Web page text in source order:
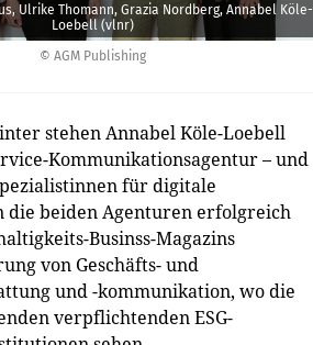
© AGM Publishing
Ulrike Thomann, Grazia Nordberg, Annabel Köle-
Loebell (vlnr)
stehen Annabel Köle-Loebell
Kommunikationsagentur – und
für digitale
die beiden Agenturen erfolgreich
Businss-Magazins
von Geschäfts- und
und -kommunikation, wo die
verpflichtenden ESG-